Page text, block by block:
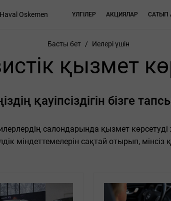
Haval Oskemen ҮЛГІЛЕР АКЦИЯЛАР САТЫП
Басты бет / Иелері үшін
қызмет
қауіпсіздігін бізге
салондарында қызмет
міндеттемелерін сақтай отырып,